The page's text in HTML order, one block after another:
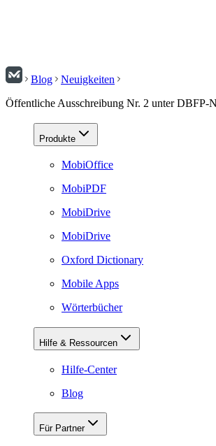
Blog
Neuigkeiten
Öffentliche Ausschreibung Nr. 2 unter DBFP-
Produkte
MobiOffice
MobiPDF
MobiDrive
MobiDrive
Oxford Dictionary
Mobile Apps
Wörterbücher
Hilfe & Ressourcen
Hilfe-Center
Blog
Für Partner